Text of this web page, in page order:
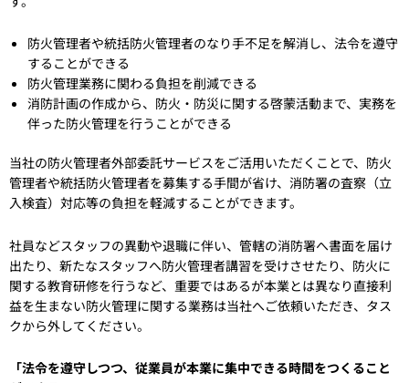
防火管理者や統括防火管理者のなり手不足を解消し、法令を遵守
することができる
防火管理業務に関わる負担を削減できる
消防計画の作成から、防火・防災に関する啓蒙活動まで、実務を
伴った防火管理を行うことができる
当社の防火管理者外部委託サービスをご活用いただくことで、防火
管理者や統括防火管理者を募集する手間が省け、消防署の査察（立
入検査）対応等の負担を軽減することができます。
社員などスタッフの異動や退職に伴い、管轄の消防署へ書面を届け
出たり、新たなスタッフへ防火管理者講習を受けさせたり、防火に
関する教育研修を行うなど、重要ではあるが本業とは異なり直接利
益を生まない防火管理に関する業務は当社へご依頼いただき、タス
クから外してください。​
「法令を遵守しつつ、従業員が本業に集中できる時間をつくること